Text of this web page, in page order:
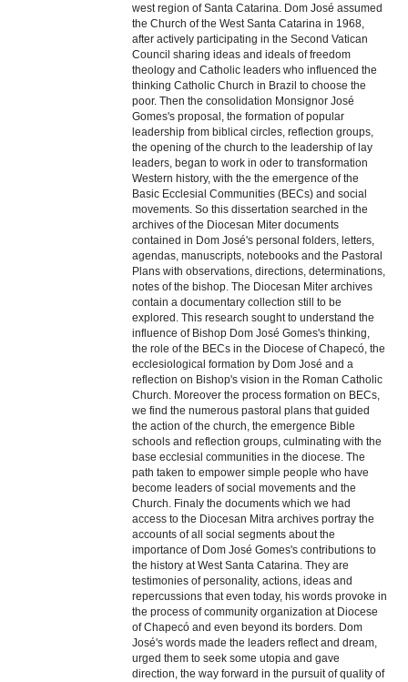
west region of Santa Catarina. Dom José assumed
the Church of the West Santa Catarina in 1968,
after actively participating in the Second Vatican
Council sharing ideas and ideals of freedom
theology and Catholic leaders who influenced the
thinking Catholic Church in Brazil to choose the
poor. Then the consolidation Monsignor José
Gomes's proposal, the formation of popular
leadership from biblical circles, reflection groups,
the opening of the church to the leadership of lay
leaders, began to work in oder to transformation
Western history, with the the emergence of the
Basic Ecclesial Communities (BECs) and social
movements. So this dissertation searched in the
archives of the Diocesan Miter documents
contained in Dom José's personal folders, letters,
agendas, manuscripts, notebooks and the Pastoral
Plans with observations, directions, determinations,
notes of the bishop. The Diocesan Miter archives
contain a documentary collection still to be
explored. This research sought to understand the
influence of Bishop Dom José Gomes's thinking,
the role of the BECs in the Diocese of Chapecó, the
ecclesiological formation by Dom José and a
reflection on Bishop's vision in the Roman Catholic
Church. Moreover the process formation on BECs,
we find the numerous pastoral plans that guided
the action of the church, the emergence Bible
schools and reflection groups, culminating with the
base ecclesial communities in the diocese. The
path taken to empower simple people who have
become leaders of social movements and the
Church. Finaly the documents which we had
access to the Diocesan Mitra archives portray the
accounts of all social segments about the
importance of Dom José Gomes's contributions to
the history at West Santa Catarina. They are
testimonies of personality, actions, ideas and
repercussions that even today, his words provoke in
the process of community organization at Diocese
of Chapecó and even beyond its borders. Dom
José's words made the leaders reflect and dream,
urged them to seek some utopia and gave
direction, the way forward in the pursuit of quality of